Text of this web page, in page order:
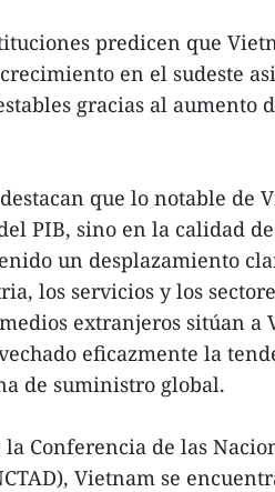
predicen que
en el sudeste
gracias al aumento
que lo notable de
PIB, sino en la calidad
un desplazamiento
los servicios y los
extranjeros sitúan a
eficazmente la
de suministro global.
Conferencia de las
Vietnam se